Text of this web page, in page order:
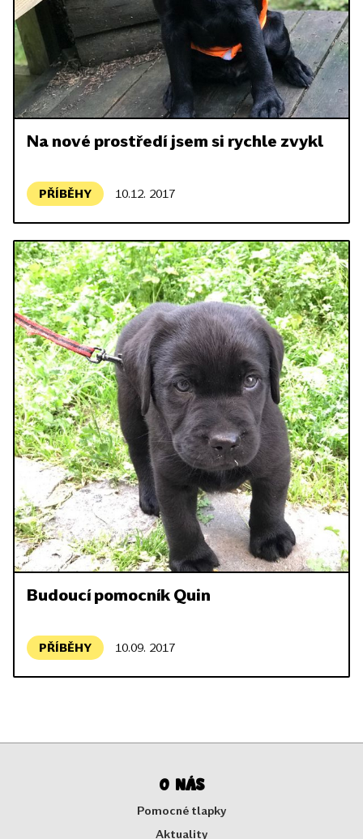
Na nové prostředí jsem si rychle zvykl
PŘÍBĚHY 10.12. 2017
Budoucí pomocník Quin
PŘÍBĚHY 10.09. 2017
O nás
Pomocné tlapky
Aktuality